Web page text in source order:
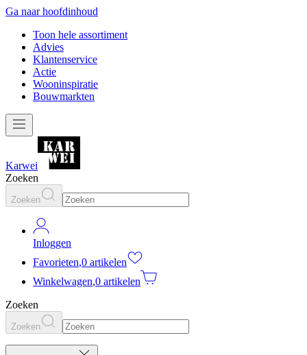
Ga naar hoofdinhoud
Toon hele assortiment
Advies
Klantenservice
Actie
Wooninspiratie
Bouwmarkten
Karwei
Zoeken
Zoeken
Inloggen
Favorieten,0 artikelen
Winkelwagen,0 artikelen
Zoeken
Zoeken